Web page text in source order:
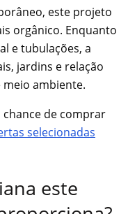
este projeto
orgânico. Enquanto
e tubulações, a
jardins e relação
ambiente.
chance de comprar
selecionadas
este